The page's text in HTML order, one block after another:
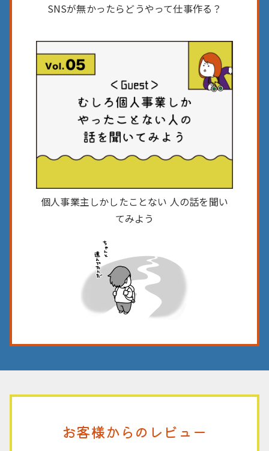
SNSが無かったら どうやって仕事作る？
個人事業主しかしたことない 人の話を聞い
てみよう
お客様からのレビュー